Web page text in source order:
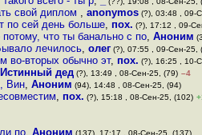
свой диплом , anonymos (?), 03:48 , 09-
по сей день больше, пох. (?), 17:12 , 09-
что ты банально с по, Аноним
лечилось, олег (?), 07:55 , 09-Сен-25,
во-вторых обычно эт, пох. (?), 16:25 , 10-
Истинный дед (?), 13:49 , 08-Сен-25, (79) –4
Вин, Аноним (94), 14:48 , 08-Сен-25, (94)
, пох. (?), 15:18 , 08-Сен-25, (102)
по, Аноним (137), 17:17 , 08-Сен-25, (137)